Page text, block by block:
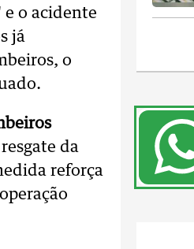
o acidente
já
o
da
reforça